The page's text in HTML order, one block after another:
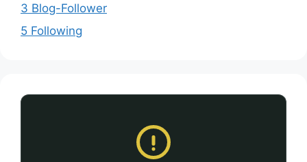
3 Blog-Follower
5 Following